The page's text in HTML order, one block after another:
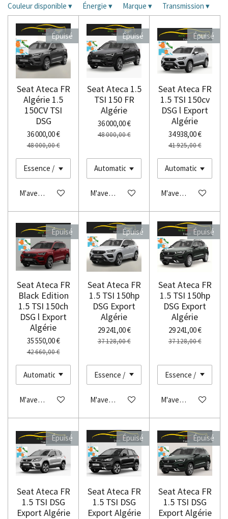
Couleur disponible ▾ Énergie ▾ Marque ▾ Transmission ▾
Épuisé
Seat Ateca FR
Algérie 1.5
150CV TSI
DSG
36 000,00 €
48 000,00 €
M'avertir si disponible
Épuisé
Seat Ateca 1.5
TSI 150 FR
Algérie
36 000,00 €
48 000,00 €
M'avertir si disponible
Épuisé
Seat Ateca FR
1.5 TSI 150cv
DSG l Export
Algérie
34 938,00 €
41 925,00 €
M'avertir si
Épuisé
Seat Ateca FR
Black Edition
1.5 TSI 150ch
DSG l Export
Algérie
35 550,00 €
42 660,00 €
M'avertir si disponible
Épuisé
Seat Ateca FR
1.5 TSI 150hp
DSG Export
Algérie
29 241,00 €
37 128,00 €
M'avertir si disponible
Épuisé
Seat Ateca FR
1.5 TSI 150hp
DSG Export
Algérie
29 241,00 €
37 128,00 €
M'avertir si
Épuisé
Seat Ateca FR
1.5 TSI DSG
Export Algérie
Épuisé
Seat Ateca FR
1.5 TSI DSG
Export Algérie
Épuisé
Seat Ateca FR
1.5 TSI DSG
Export Algérie